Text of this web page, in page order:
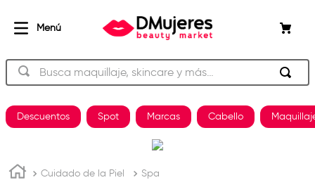
Busca maquillaje, skincare y más…
Descuentos Spot Marcas Cabello
Cuidado de la Piel Spa
TÉRMINOS MÁS BUSCADOS